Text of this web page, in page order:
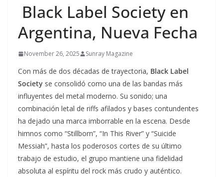
Black Label Society en
Argentina, Nueva Fecha
November 26, 2025 Sunray Magazine
Con más de dos décadas de trayectoria, Black Label
Society se consolidó como una de las bandas más
influyentes del metal moderno. Su sonido; una
combinación letal de riffs afilados y bases contundentes
ha dejado una marca imborrable en la escena. Desde
himnos como “Stillborn”, “In This River” y “Suicide
Messiah”, hasta los poderosos cortes de su último
trabajo de estudio, el grupo mantiene una fidelidad
absoluta al espíritu del rock más crudo y auténtico.